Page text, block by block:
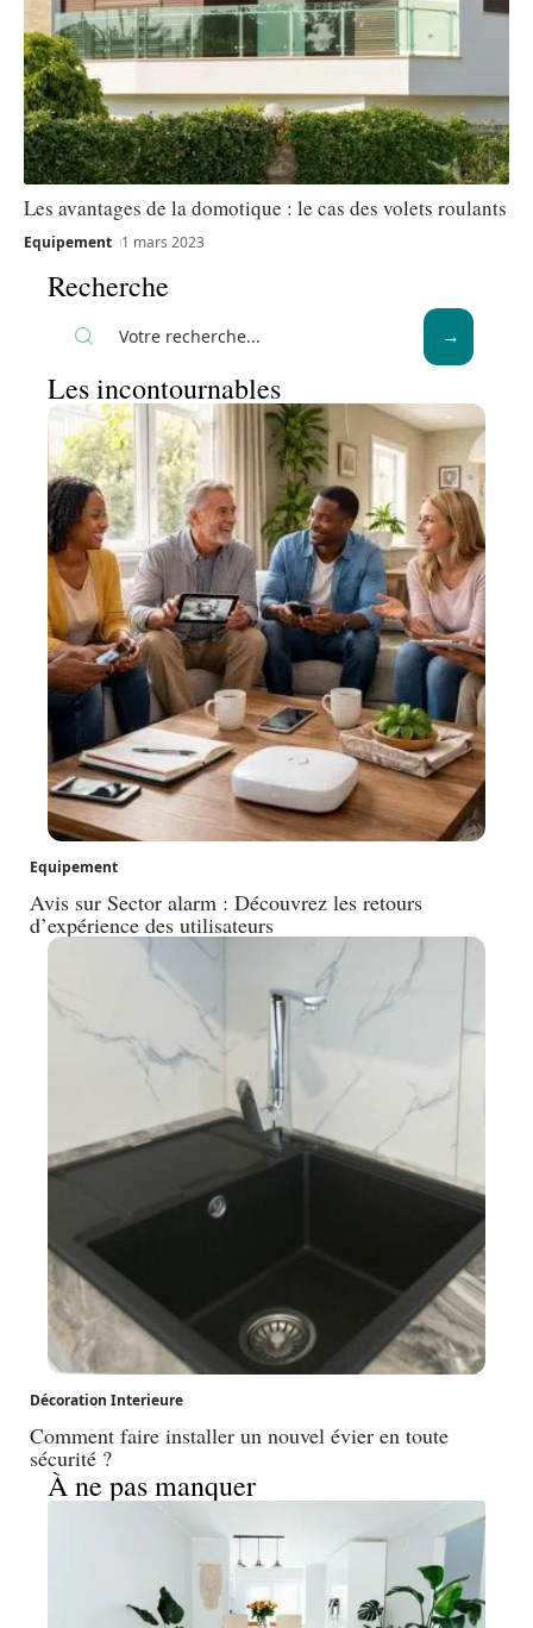
Les avantages de la domotique : le cas des volets roulants
Equipement 1 mars 2023
Recherche
Les incontournables
Equipement
Avis sur Sector alarm : Découvrez les retours
d’expérience des utilisateurs
Décoration Interieure
Comment faire installer un nouvel évier en toute
sécurité ?
À ne pas manquer